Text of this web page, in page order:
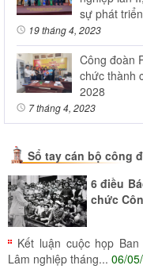
sự phát
19 tháng 4, 2023
Công đoàn
chức thành
2028
7 tháng 4, 2023
Sổ tay cán bộ công
6 điều
chức
Kết luận cuộc họp
Lâm nghiệp tháng... 06/